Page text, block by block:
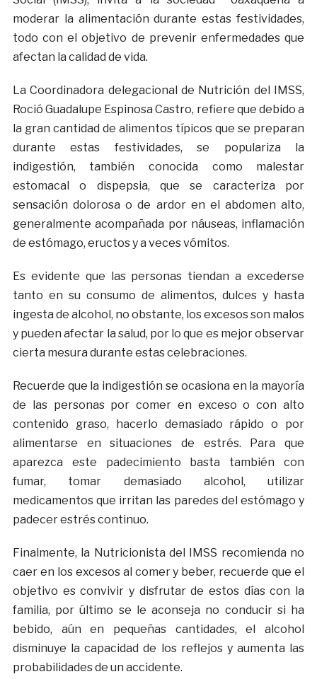
moderar la alimentación durante estas festividades,
todo con el objetivo de prevenir enfermedades que
afectan la calidad de vida.
La Coordinadora delegacional de Nutrición del IMSS,
Roció Guadalupe Espinosa Castro, refiere que debido a
la gran cantidad de alimentos típicos que se preparan
durante estas festividades, se populariza la
indigestión, también conocida como malestar
estomacal o dispepsia, que se caracteriza por
sensación dolorosa o de ardor en el abdomen alto,
generalmente acompañada por náuseas, inflamación
de estómago, eructos y a veces vómitos.
Es evidente que las personas tiendan a excederse
tanto en su consumo de alimentos, dulces y hasta
ingesta de alcohol, no obstante, los excesos son malos
y pueden afectar la salud, por lo que es mejor observar
cierta mesura durante estas celebraciones.
Recuerde que la indigestión se ocasiona en la mayoría
de las personas por comer en exceso o con alto
contenido graso, hacerlo demasiado rápido o por
alimentarse en situaciones de estrés. Para que
aparezca este padecimiento basta también con
fumar, tomar demasiado alcohol, utilizar
medicamentos que irritan las paredes del estómago y
padecer estrés continuo.
Finalmente, la Nutricionista del IMSS recomienda no
caer en los excesos al comer y beber, recuerde que el
objetivo es convivir y disfrutar de estos días con la
familia, por último se le aconseja no conducir si ha
bebido, aún en pequeñas cantidades, el alcohol
disminuye la capacidad de los reflejos y aumenta las
probabilidades de un accidente.